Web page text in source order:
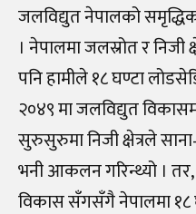
जलविद्युत नेपालको
। नेपालमा जलस्रोत र
पनि हामीले १८ घण्टा
२०४९ मा जलविद्युत
सुरुसुरुमा निजी क्षेत्रले
भनी आकलन गरिन्थ्यो । तर,
विकास सँगसँगै नेपालमा १८